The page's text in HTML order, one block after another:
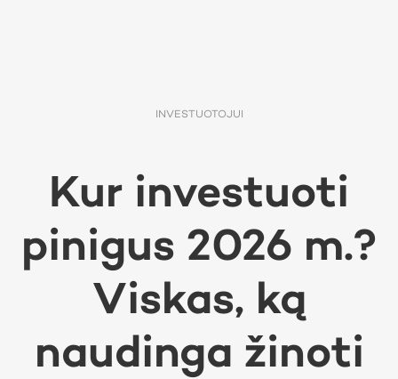
INVESTUOTOJUI
Kur investuoti
pinigus 2026 m.?
Viskas, ką
naudinga žinoti